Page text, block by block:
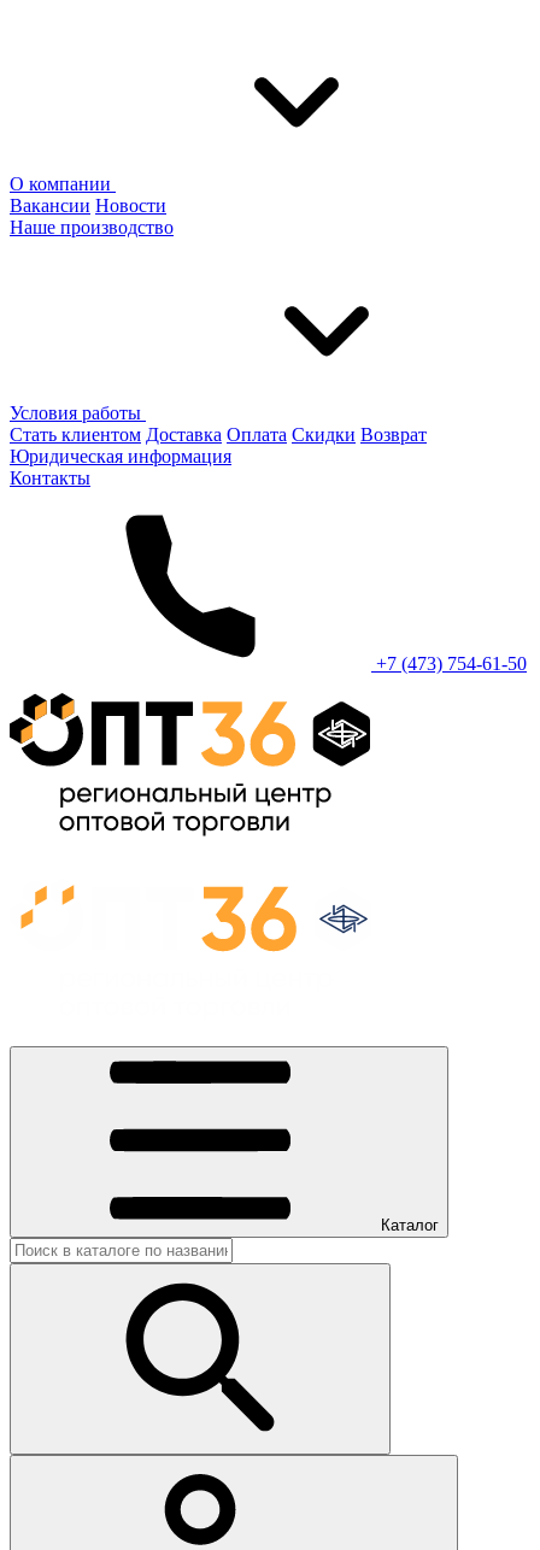
О компании
Вакансии Новости
Наше производство
Условия работы
Стать клиентом Доставка Оплата Скидки Возврат
Юридическая информация
Контакты
+7 (473) 754-61-50
Каталог